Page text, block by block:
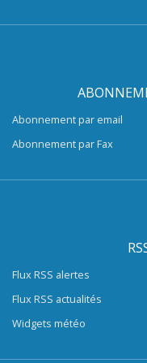
Abonnement par email
Abonnement par Fax
Flux RSS alertes
Flux RSS actualités
Widgets météo